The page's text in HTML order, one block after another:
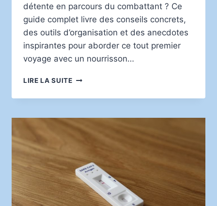
détente en parcours du combattant ? Ce
guide complet livre des conseils concrets,
des outils d’organisation et des anecdotes
inspirantes pour aborder ce tout premier
voyage avec un nourrisson…
LIRE LA SUITEPREMIÈRES
AVEC
:
CONSEILS
UN
SÉJOUR
SANS
STRESS
POUR